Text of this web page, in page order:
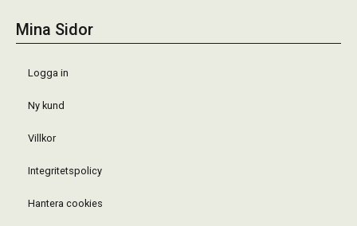
Mina Sidor
Logga in
Ny kund
Villkor
Integritetspolicy
Hantera cookies